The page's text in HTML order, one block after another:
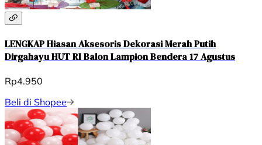
LENGKAP Hiasan Aksesoris Dekorasi Merah Putih
Dirgahayu HUT RI Balon Lampion Bendera 17 Agustus
Rp4.950
Beli di Shopee